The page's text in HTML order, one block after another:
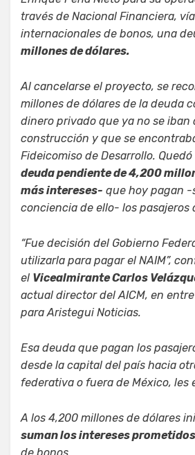
través de Nacional Financiera,
internacionales de bonos, una
millones de dólares.
Al cancelarse el proyecto, se
millones de dólares de la deuda
dinero privado que ya no se iban
construcción y que se
Fideicomiso de Desarrollo.
deuda pendiente de 4,200
más intereses- que hoy pagan
conciencia de ello- los pasajeros
“Fue decisión del Gobierno
utilizarla para pagar el NAIM”,
el Vicealmirante Carlos
actual director del AICM, en
paraAristegui Noticias.
Esa deuda que pagan los
desde la capital del país hacia
federativa o fuera de México, les
A los 4,200 millones de dólares
suman los intereses prometidos